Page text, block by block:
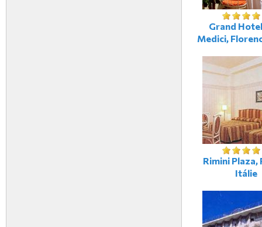
Grand
Medici,
Rimini Plaza,
Itálie